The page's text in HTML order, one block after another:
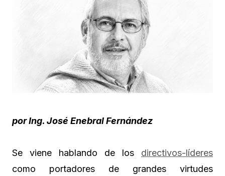
por Ing. José Enebral Fernández
Se viene hablando de los directivos-líderes
como portadores de grandes virtudes